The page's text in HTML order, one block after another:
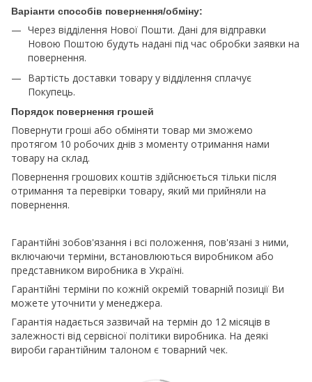
Варіанти способів повернення/обміну:
Через відділення Нової Пошти. Дані для відправки
Новою Поштою будуть надані під час обробки заявки на
повернення.
Вартість доставки товару у відділення сплачує
Покупець.
Порядок повернення грошей
Повернути гроші або обміняти товар ми зможемо
протягом 10 робочих днів з моменту отримання нами
товару на склад.
Повернення грошових коштів здійснюється тільки після
отримання та перевірки товару, який ми прийняли на
повернення.
Гарантійні зобов'язання і всі положення, пов'язані з ними,
включаючи терміни, встановлюються виробником або
представником виробника в Україні.
Гарантійні терміни по кожній окремій товарній позиції Ви
можете уточнити у менеджера.
Гарантія надається зазвичай на термін до 12 місяців в
залежності від сервісної політики виробника. На деякі
вироби гарантійним талоном є товарний чек.